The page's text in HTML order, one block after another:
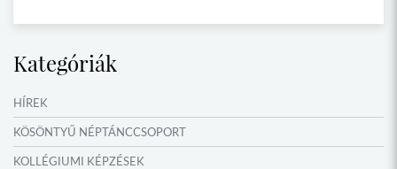
Kategóriák
HÍREK
KÖSÖNTYŰ NÉPTÁNCCSOPORT
KOLLÉGIUMI KÉPZÉSEK